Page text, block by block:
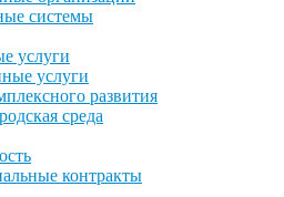
системы
услуги
услуги
развития
среда
контракты